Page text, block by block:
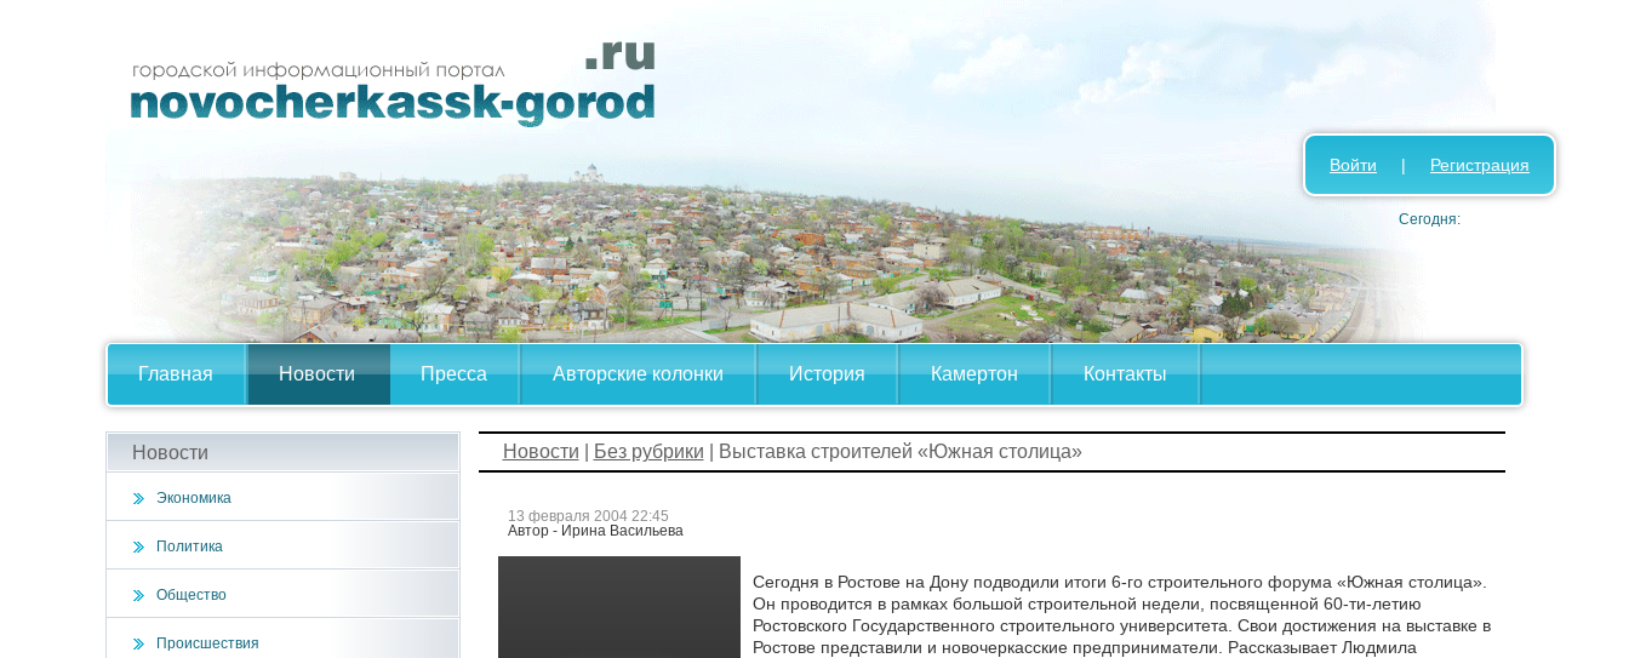
Главная Новости Пресса Авторские колонки История Камертон Контакты
Войти | Регистрация
Сегодня:
Новости
Экономика
Политика
Общество
Происшествия
Новости Без рубрики | Выставка строителей «Южная столица»
13 февраля 2004 22:45
Автор - Ирина Васильева
Сегодня в Ростове на Дону подводили итоги 6-го строительного форума «Южная столица».
Он проводится в рамках большой строительной недели, посвященной 60-ти-летию
Ростовского Государственногостроительного университета. Свои достижения на выставке в
Ростове представили и новочеркасские предприниматели. Рассказывает Людмила